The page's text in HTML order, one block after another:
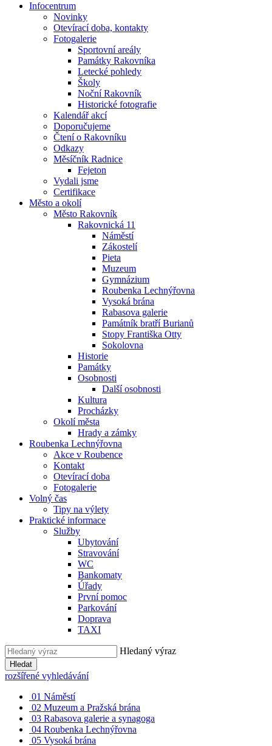
Infocentrum
Novinky
Otevírací doba, kontakty
Fotogalerie
Sportovní areály
Památky Rakovníka
Letecké pohledy
Školy
Noční Rakovník
Historické fotografie
Kalendář akcí
Doporučujeme
Čtení o Rakovníku
Odkazy
Měsíčník Radnice
Fejeton
Vydali jsme
Certifikace
Město a okolí
Město Rakovník
Rakovnická 11
Náměstí
Zákostelí
Pieta
Muzeum
Gymnázium
Roubenka Lechnýřovna
Vysoká brána
Rabasova galerie
Památník bratří Burianů
Stopy Františka Otty
Sokolovna
Historie
Památky
Osobnosti
Další osobnosti
Kultura
Procházky
Okolí města
Hrady a zámky
Roubenka Lechnýřovna
Akce v Roubence
Kontakt
Otevírací doba
Fotogalerie
Volný čas
Tipy na výlety
Praktické informace
Služby
Ubytování
Stravování
WC
Bankomaty
Úřady
První pomoc
Parkování
Doprava
TAXI
Hledaný výraz
Hledat
rozšířené vyhledávání
01 Náměstí
02 Muzeum a Pražská brána
03 Rabasova galerie a synagoga
04 Roubenka Lechnýřovna
05 Vysoká brána